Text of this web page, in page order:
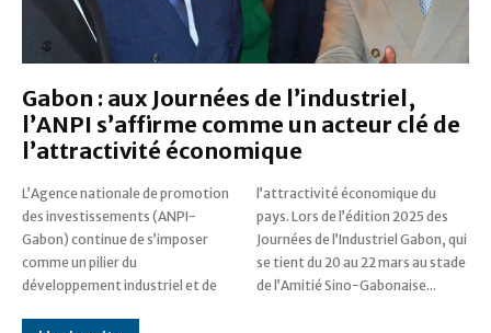
Gabon : aux Journées de l’industriel,
l’ANPI s’affirme comme un acteur clé de
l’attractivité économique
L’Agence nationale de promotion
des investissements (ANPI-
Gabon) continue de s’imposer
comme un pilier du
développement industriel et de
l’attractivité économique du
pays. Lors de l’édition 2025 des
Journées de l’Industriel Gabon, qui
se tient du 20 au 22 mars au stade
de l’Amitié Sino-Gabonaise...